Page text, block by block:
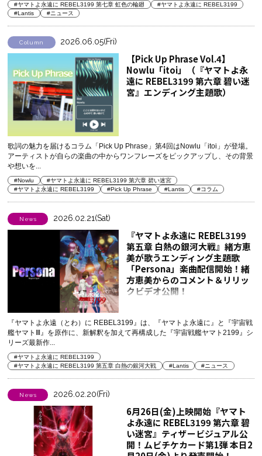
#ヤマトよ永遠に REBEL3199 第七章 虹色の輪廻
#ヤマトよ永遠に REBEL3199
#Lantis
#ニュース
Column 2026.06.05(Fri)
【Pick Up Phrase Vol.4】
Nowlu「itoi」（『ヤマトよ永
遠に REBEL3199 第六章 碧い迷
宮』エンディング主題歌）
歌詞の魅力を届けるコラム「Pick Up Phrase」第4回はNowlu「itoi」が登場。
アーティストが自らの楽曲の中からワンフレーズをピックアップし、その背景
や想いを...
#Nowlu
#ヤマトよ永遠に REBEL3199 第六章 碧い迷宮
#ヤマトよ永遠に REBEL3199
#Pick Up Phrase #Lantis #コラム
News 2026.02.21(Sat)
『ヤマトよ永遠に REBEL3199
第五章 白熱の銀河大戦』緒方恵
美が歌うエンディング主題歌
「Persona」楽曲配信開始！緒
方恵美からのコメント＆リリッ
クビデオ公開！
『ヤマトよ永遠（とわ）に REBEL3199』は、『ヤマトよ永遠に』と『宇宙戦
艦ヤマトⅢ』を原作に、新解釈を加えて再構成した『宇宙戦艦ヤマト2199』シ
リーズ最新作...
#ヤマトよ永遠に REBEL3199
#ヤマトよ永遠に REBEL3199 第五章 白熱の銀河大戦
#Lantis #ニュース
News 2026.02.20(Fri)
6月26日(金)上映開始『ヤマト
よ永遠に REBEL3199 第六章 碧
い迷宮』ティザービジュアル公
開！ムビチケカード第1弾 本日2